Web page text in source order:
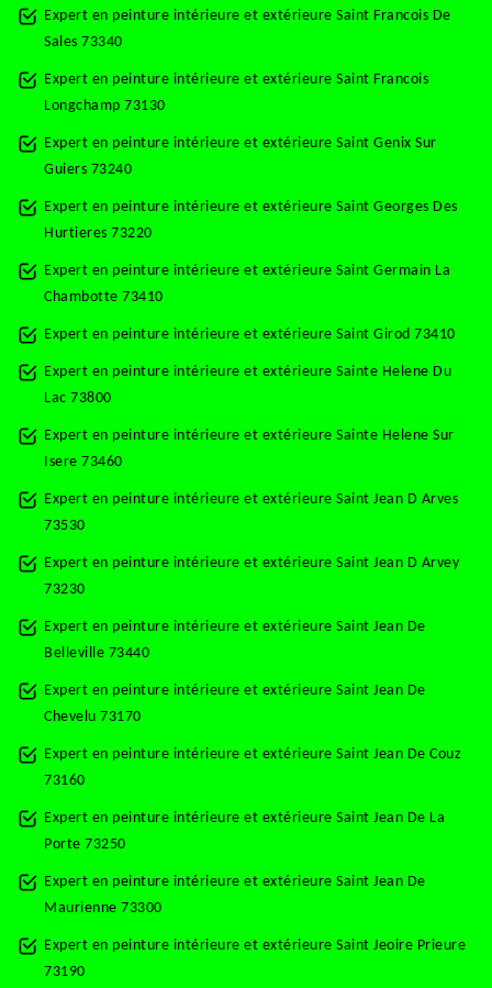
Expert en peinture intérieure et extérieure Saint Francois De
Sales 73340
Expert en peinture intérieure et extérieure Saint Francois
Longchamp 73130
Expert en peinture intérieure et extérieure Saint Genix Sur
Guiers 73240
Expert en peinture intérieure et extérieure Saint Georges Des
Hurtieres 73220
Expert en peinture intérieure et extérieure Saint Germain La
Chambotte 73410
Expert en peinture intérieure et extérieure Saint Girod 73410
Expert en peinture intérieure et extérieure Sainte Helene Du
Lac 73800
Expert en peinture intérieure et extérieure Sainte Helene Sur
Isere 73460
Expert en peinture intérieure et extérieure Saint Jean D Arves
73530
Expert en peinture intérieure et extérieure Saint Jean D Arvey
73230
Expert en peinture intérieure et extérieure Saint Jean De
Belleville 73440
Expert en peinture intérieure et extérieure Saint Jean De
Chevelu 73170
Expert en peinture intérieure et extérieure Saint Jean De Couz
73160
Expert en peinture intérieure et extérieure Saint Jean De La
Porte 73250
Expert en peinture intérieure et extérieure Saint Jean De
Maurienne 73300
Expert en peinture intérieure et extérieure Saint Jeoire Prieure
73190